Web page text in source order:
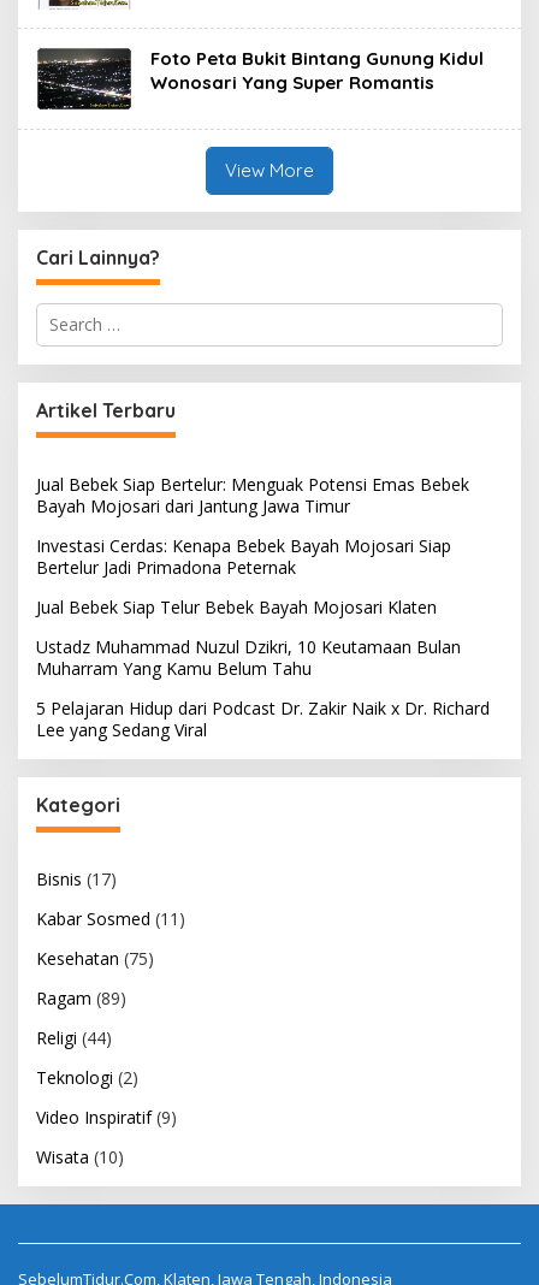
Foto Peta Bukit Bintang Gunung Kidul
Wonosari Yang Super Romantis
View More
Cari Lainnya?
S
r
c
h
f
r
:
Artikel Terbaru
Jual Bebek Siap Bertelur: Menguak Potensi Emas Bebek
Bayah Mojosari dari Jantung Jawa Timur
Investasi Cerdas: Kenapa Bebek Bayah Mojosari Siap
Bertelur Jadi Primadona Peternak
Jual Bebek Siap Telur Bebek Bayah Mojosari Klaten
Ustadz Muhammad Nuzul Dzikri, 10 Keutamaan Bulan
Muharram Yang Kamu Belum Tahu
5 Pelajaran Hidup dari Podcast Dr. Zakir Naik x Dr. Richard
Lee yang Sedang Viral
Kategori
Bisnis (17)
Kabar Sosmed (11)
Kesehatan (75)
Ragam (89)
Religi (44)
Teknologi (2)
Video Inspiratif(9)
Wisata (10)
SebelumTidur.Com, Klaten, Jawa Tengah, Indonesia